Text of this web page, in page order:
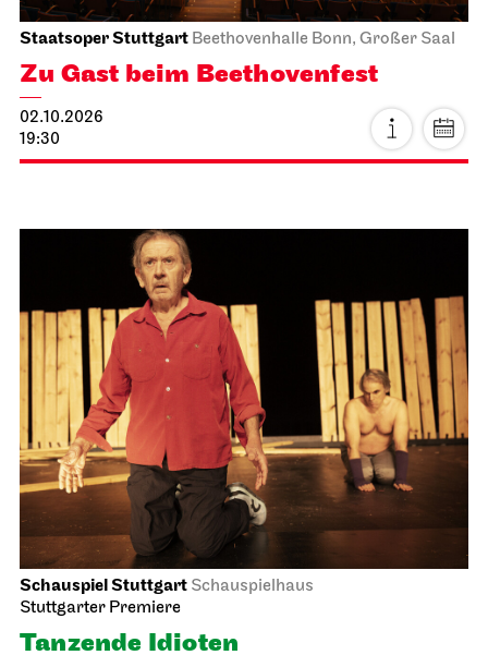
Staatsoper Stuttgart Beethovenhalle Bonn, Großer Saal
Zu Gast beim Beethovenfest
02.10.2026
19:30
Schauspiel Stuttgart Schauspielhaus
Stuttgarter Premiere
Tanzende Idioten